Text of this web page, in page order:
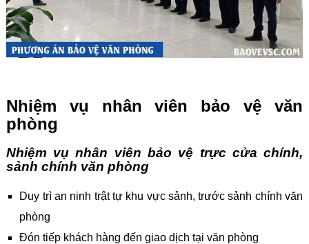
Nhiệm vụ nhân viên bảo vệ văn
phòng
Nhiệm vụ nhân viên bảo vệ trực cửa chính,
sảnh chính văn phòng
Duy trì an ninh trật tự khu vực sảnh, trước sảnh chính văn
phòng
Đón tiếp khách hàng đến giao dịch tại văn phòng